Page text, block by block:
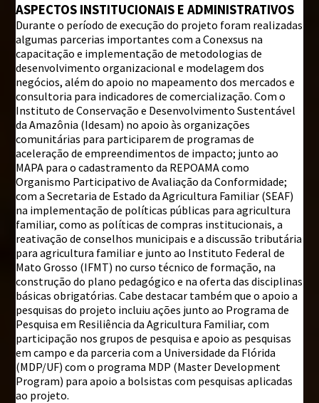
ASPECTOS INSTITUCIONAIS E ADMINISTRATIVOS
Durante o período de execução do projeto foram realizadas
algumas parcerias importantes com a Conexsus na
capacitação e implementação de metodologias de
desenvolvimento organizacional e modelagem dos
negócios, além do apoio no mapeamento dos mercados e
consultoria para indicadores de comercialização. Com o
Instituto de Conservação e Desenvolvimento Sustentável
da Amazônia (Idesam) no apoio às organizações
comunitárias para participarem de programas de
aceleração de empreendimentos de impacto; junto ao
MAPA para o cadastramento da REPOAMA como
Organismo Participativo de Avaliação da Conformidade;
com a Secretaria de Estado da Agricultura Familiar (SEAF)
na implementação de políticas públicas para agricultura
familiar, como as políticas de compras institucionais, a
reativação de conselhos municipais e a discussão tributária
para agricultura familiar e junto ao Instituto Federal de
Mato Grosso (IFMT) no curso técnico de formação, na
construção do plano pedagógico e na oferta das disciplinas
básicas obrigatórias. Cabe destacar também que o apoio a
pesquisas do projeto incluiu ações junto ao Programa de
Pesquisa em Resiliência da Agricultura Familiar, com
participação nos grupos de pesquisa e apoio as pesquisas
em campo e da parceria com a Universidade da Flórida
(MDP/UF) com o programa MDP (Master Development
Program) para apoio a bolsistas com pesquisas aplicadas
ao projeto.